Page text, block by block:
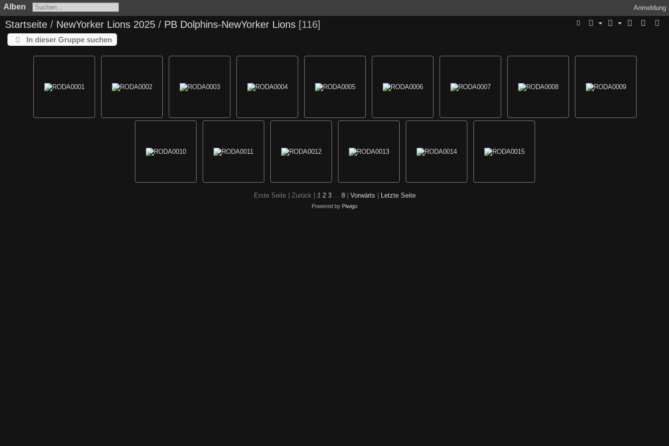
Alben Anmeldung
Startseite / NewYorker Lions 2025 / PB Dolphins-NewYorker Lions 116
In dieser Gruppe suchen
Erste Seite | Zurück | 1 2 3... 8 Vorwärts Letzte Seite
Powered by Piwigo